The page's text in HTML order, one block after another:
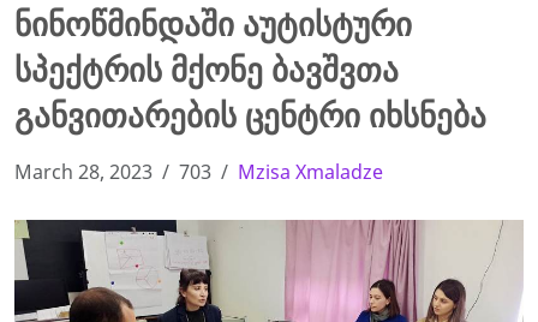
ნინოწმინდაში აუტისტური
სპექტრის მქონე ბავშვთა
განვითარების ცენტრი იხსნება
March 28, 2023 703 Mzisa Xmaladze